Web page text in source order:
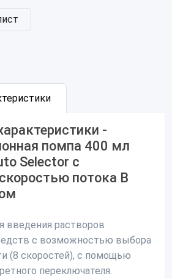
-
помпа 400 мл
Selector с
потока B
введения растворов
с возможностью выбора
(8 скоростей), с помощью
переключателя.